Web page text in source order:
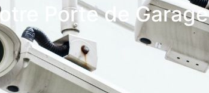
Porte de Garage